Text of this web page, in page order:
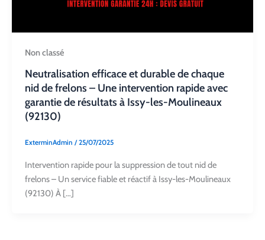
Non classé
Neutralisation efficace et durable de chaque
nid de frelons – Une intervention rapide avec
garantie de résultats à Issy-les-Moulineaux
(92130)
ExterminAdmin /25/07/2025
Intervention rapide pour la suppression de tout nid de
frelons – Un service fiable et réactif à Issy-les-Moulineaux
(92130) À […]